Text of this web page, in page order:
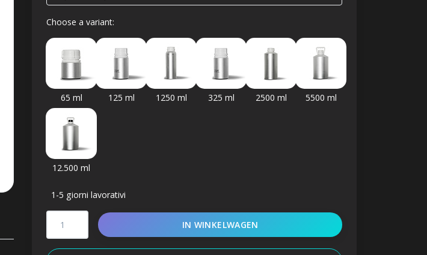
Choose a variant:
65 ml 125 ml 1250 ml 325 ml 2500 ml 5500 ml
12.500 ml
1-5 giorni lavorativi
IN WINKELWAGEN